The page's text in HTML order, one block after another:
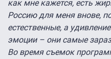
как мне кажется, есть
Россию для меня внове,
естественные, а
эмоции – они самые
Во время съемок